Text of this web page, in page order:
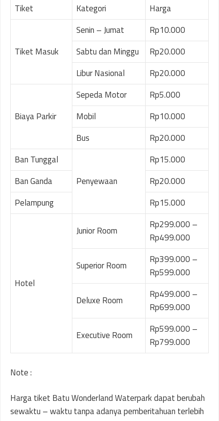
Tiket
Kategori Harga
Tiket Masuk
Senin – Jumat
Rp10.000
Sabtu dan Minggu
Rp20.000
Libur Nasional
Rp20.000
Biaya Parkir
Sepeda Motor
Rp5.000
Mobil
Rp10.000
Bus
Rp20.000
Ban Tunggal
Penyewaan
Rp15.000
Ban Ganda
Rp20.000
Pelampung
Rp15.000
Hotel
Junior Room
Rp299.000 –
Rp499.000
Superior Room
Rp399.000 –
Rp599.000
Deluxe Room
Rp499.000 –
Rp699.000
Executive Room
Rp599.000 –
Rp799.000
Note :
Harga tiket Batu Wonderland Waterpark dapat berubah
sewaktu – waktu tanpa adanya pemberitahuan terlebih